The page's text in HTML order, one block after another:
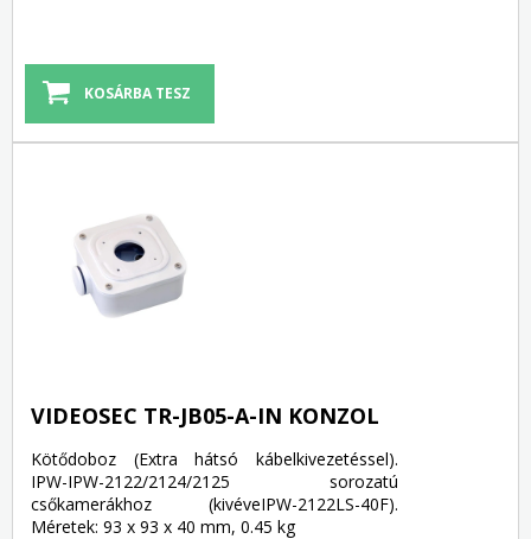
VIDEOSEC TR-JB05-A-IN KONZOL
Kötődoboz (Extra hátsó kábelkivezetéssel).
IPW-IPW-2122/2124/2125 sorozatú
csőkamerákhoz (kivéveIPW-2122LS-40F).
Méretek: 93 x 93 x 40 mm, 0.45 kg